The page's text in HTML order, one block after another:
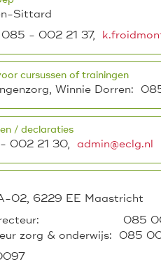
Sittard
- 002 21 37,
cursussen of trainingen
Winnie Dorren:
/ declaraties
002 21 30, admin@eclg.nl
02, 6229 EE Maastricht
directeur: 085
zorg & onderwijs: 085